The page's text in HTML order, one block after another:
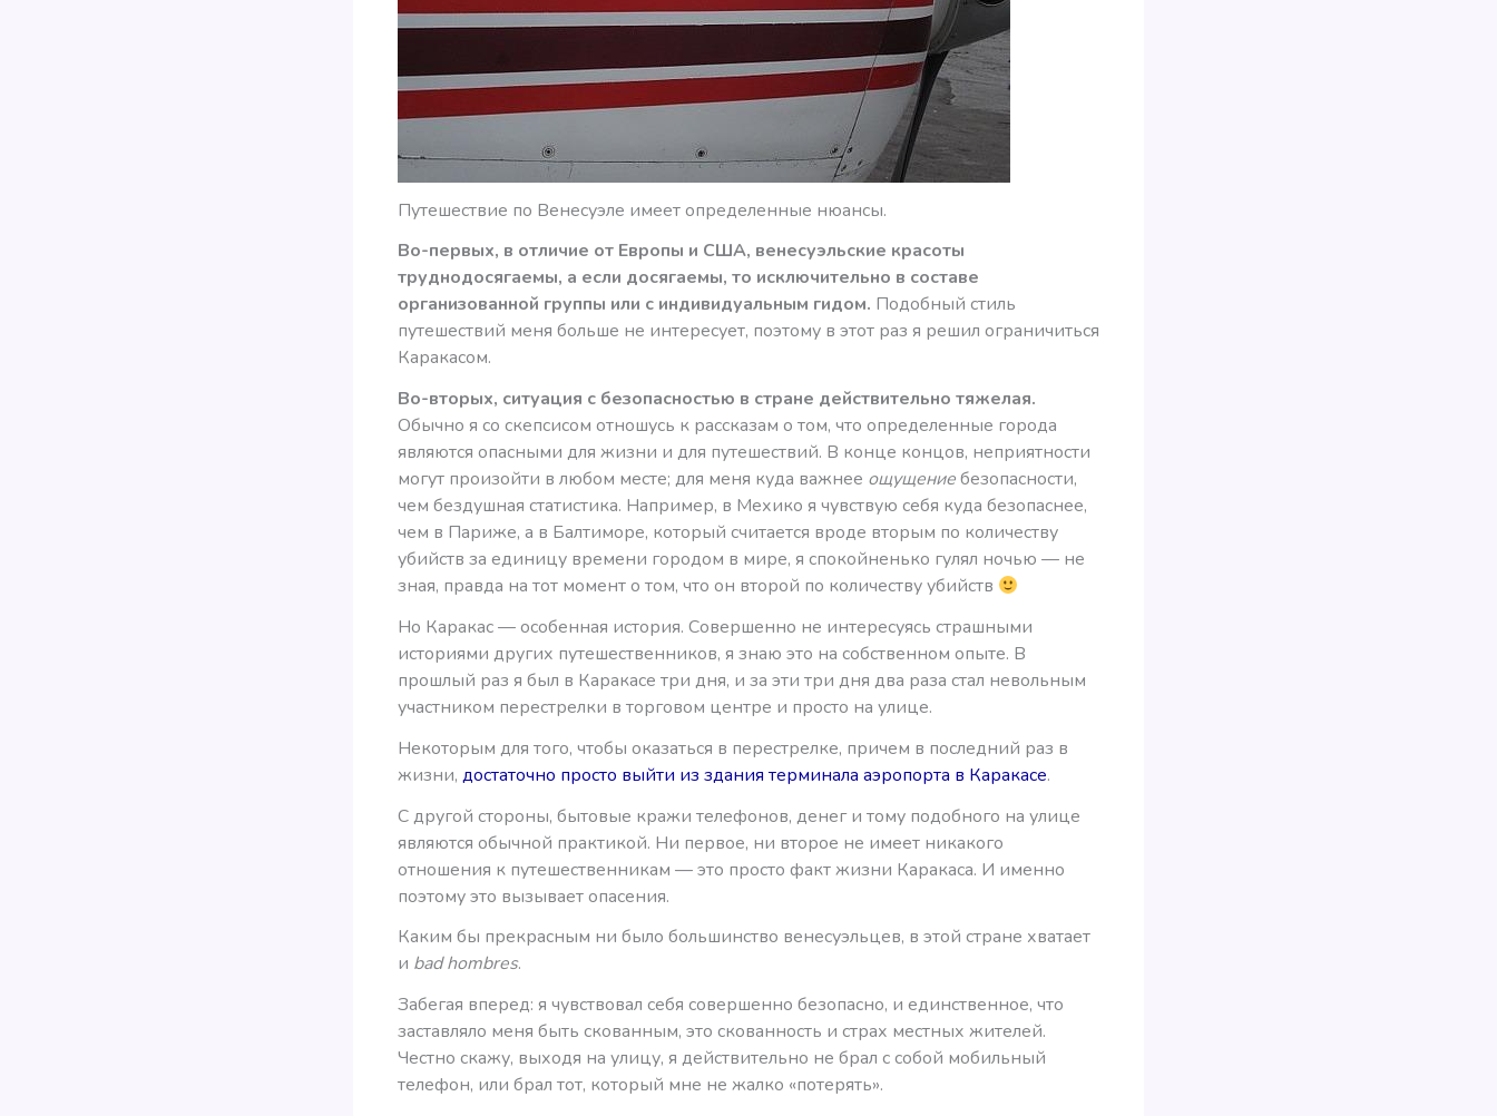
Путешествие по Венесуэле имеет определенные нюансы.
Во-первых, в отличие от Европы и США, венесуэльские красоты
труднодосягаемы, а если досягаемы, то исключительно в составе
организованной группы или с индивидуальным гидом. Подобный стиль
путешествий меня больше не интересует, поэтому в этот раз я решил ограничиться
Каракасом.
Во-вторых, ситуация с безопасностью в стране действительно тяжелая.
Обычно я со скепсисом отношусь к рассказам о том, что определенные города
являются опасными для жизни и для путешествий. В конце концов, неприятности
могут произойти в любом месте; для меня куда важнее ощущениебезопасности,
чем бездушная статистика. Например, в Мехико я чувствую себя куда безопаснее,
чем в Париже, а в Балтиморе, который считается вроде вторым по количеству
убийств за единицу времени городом в мире, я спокойненько гулял ночью — не
зная, правда на тот момент о том, что он второй по количеству убийств
Но Каракас — особенная история. Совершенно не интересуясь страшными
историями других путешественников, я знаю это на собственном опыте. В
прошлый раз я был в Каракасе три дня, и за эти три дня два раза стал невольным
участником перестрелки в торговом центре и просто на улице.
Некоторым для того, чтобы оказаться в перестрелке, причем в последний раз в
жизни, достаточно просто выйти из здания терминала аэропорта в Каракасе.
С другой стороны, бытовые кражи телефонов, денег и тому подобного на улице
являются обычной практикой. Ни первое, ни второе не имеет никакого
отношения к путешественникам — это просто факт жизни Каракаса. И именно
поэтому это вызывает опасения.
Каким бы прекрасным ни было большинство венесуэльцев, в этой стране хватает
и bad hombres.
Забегая вперед: я чувствовал себя совершенно безопасно, и единственное, что
заставляло меня быть скованным, это скованность и страх местных жителей.
Честно скажу, выходя на улицу, я действительно не брал с собой мобильный
телефон, или брал тот, который мне не жалко «потерять».